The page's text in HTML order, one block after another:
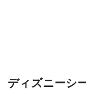
ディズニーシ